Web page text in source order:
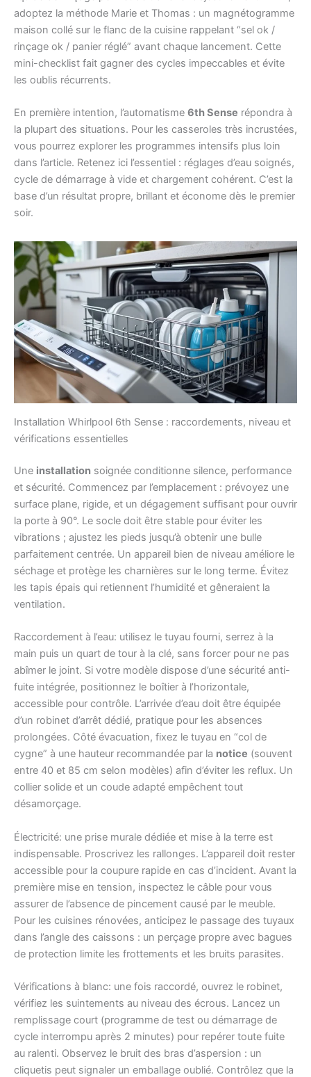
adoptez la méthode Marie et Thomas : un magnétogramme
maison collé sur le flanc de la cuisine rappelant “sel ok /
rinçage ok / panier réglé” avant chaque lancement. Cette
mini-checklist fait gagner des cycles impeccables et évite
les oublis récurrents.
En première intention, l’automatisme 6th Sense répondra à
la plupart des situations. Pour les casseroles très incrustées,
vous pourrez explorer les programmes intensifs plus loin
dans l’article. Retenez ici l’essentiel : réglages d’eau soignés,
cycle de démarrage à vide et chargement cohérent. C’est la
base d’un résultat propre, brillant et économe dès le premier
soir.
Installation Whirlpool 6th Sense : raccordements, niveau et
vérifications essentielles
Une installation soignée conditionne silence, performance
et sécurité. Commencez par l’emplacement : prévoyez une
surface plane, rigide, et un dégagement suffisant pour ouvrir
la porte à 90°. Le socle doit être stable pour éviter les
vibrations ; ajustez les pieds jusqu’à obtenir une bulle
parfaitement centrée. Un appareil bien de niveau améliore le
séchage et protège les charnières sur le long terme. Évitez
les tapis épais qui retiennent l’humidité et gêneraient la
ventilation.
Raccordement à l’eau: utilisez le tuyau fourni, serrez à la
main puis un quart de tour à la clé, sans forcer pour ne pas
abîmer le joint. Si votre modèle dispose d’une sécurité anti-
fuite intégrée, positionnez le boîtier à l’horizontale,
accessible pour contrôle. L’arrivée d’eau doit être équipée
d’un robinet d’arrêt dédié, pratique pour les absences
prolongées. Côté évacuation, fixez le tuyau en “col de
cygne” à une hauteur recommandée par la notice (souvent
entre 40 et 85 cm selon modèles) afin d’éviter les reflux. Un
collier solide et un coude adapté empêchent tout
désamorçage.
Électricité: une prise murale dédiée et mise à la terre est
indispensable. Proscrivez les rallonges. L’appareil doit rester
accessible pour la coupure rapide en cas d’incident. Avant la
première mise en tension, inspectez le câble pour vous
assurer de l’absence de pincement causé par le meuble.
Pour les cuisines rénovées, anticipez le passage des tuyaux
dans l’angle des caissons : un perçage propre avec bagues
de protection limite les frottements et les bruits parasites.
Vérifications à blanc: une fois raccordé, ouvrez le robinet,
vérifiez les suintements au niveau des écrous. Lancez un
remplissage court (programme de test ou démarrage de
cycle interrompu après 2 minutes) pour repérer toute fuite
au ralenti. Observez le bruit des bras d’aspersion : un
cliquetis peut signaler un emballage oublié. Contrôlez que la